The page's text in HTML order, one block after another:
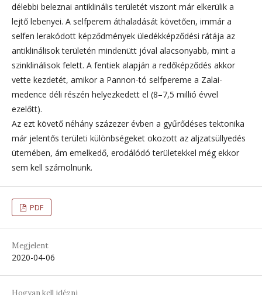
délebbi beleznai antiklinális területét viszont már elkerülik a
lejtő lebenyei. A selfperem áthaladását követően, immár a
selfen lerakódott képződmények üledékképződési rátája az
antiklinálisok területén mindenütt jóval alacsonyabb, mint a
szinklinálisok felett. A fentiek alapján a redőképződés akkor
vette kezdetét, amikor a Pannon-tó selfpereme a Zalai-
medence déli részén helyezkedett el (8–7,5 millió évvel
ezelőtt).
Az ezt követő néhány százezer évben a gyűrődéses tektonika
már jelentős területi különbségeket okozott az aljzatsüllyedés
ütemében, ám emelkedő, erodálódó területekkel még ekkor
sem kell számolnunk.
PDF
Megjelent
2020-04-06
Hogyan kell idézni